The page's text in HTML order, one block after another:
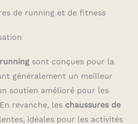
de running et de fitness
sont conçues pour la
généralement un meilleur
soutien amélioré pour les
revanche, les chaussures de
idéales pour les activités